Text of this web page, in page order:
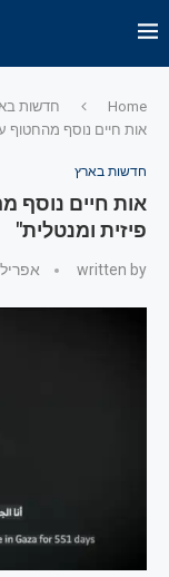
Home
חדשות
אות חיים נוסף מהחטוף
חדשות בארץ
אות חיים נוסף
פיזית ומנטלית"
written by אפריל 14, 2025